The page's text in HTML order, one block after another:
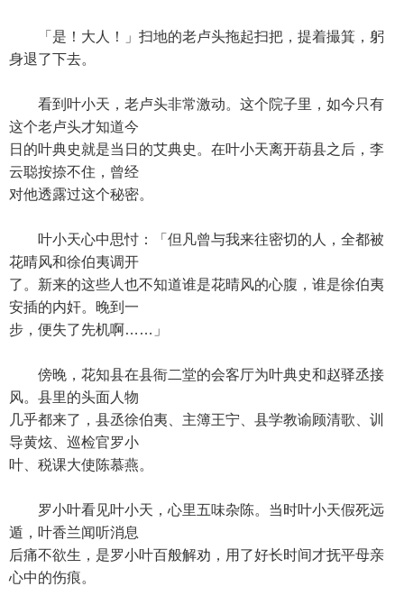
「是！大人！」扫地的老卢头拖起扫把，提着撮箕，躬
身退了下去。
看到叶小天，老卢头非常激动。这个院子里，如今只有
这个老卢头才知道今
日的叶典史就是当日的艾典史。在叶小天离开葫县之后，李
云聪按捺不住，曾经
对他透露过这个秘密。
叶小天心中思忖：「但凡曾与我来往密切的人，全都被
花晴风和徐伯夷调开
了。新来的这些人也不知道谁是花晴风的心腹，谁是徐伯夷
安插的内奸。晚到一
步，便失了先机啊……」
傍晚，花知县在县衙二堂的会客厅为叶典史和赵驿丞接
风。县里的头面人物
几乎都来了，县丞徐伯夷、主簿王宁、县学教谕顾清歌、训
导黄炫、巡检官罗小
叶、税课大使陈慕燕。
罗小叶看见叶小天，心里五味杂陈。当时叶小天假死远
遁，叶香兰闻听消息
后痛不欲生，是罗小叶百般解劝，用了好长时间才抚平母亲
心中的伤痕。